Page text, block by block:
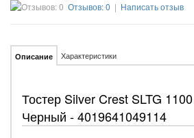
Отзывов: 0 | Написать отзыв
Описание Характеристики
Тостер Silver Crest SLTG
Черный - 4019641049114